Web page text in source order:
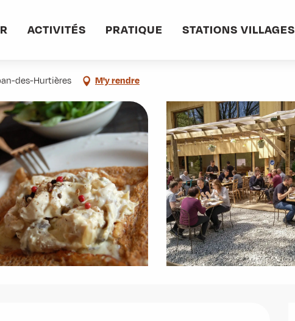
ACTIVITÉS PRATIQUE STATIONS VILLAGES
des-Hurtières M'y rendre